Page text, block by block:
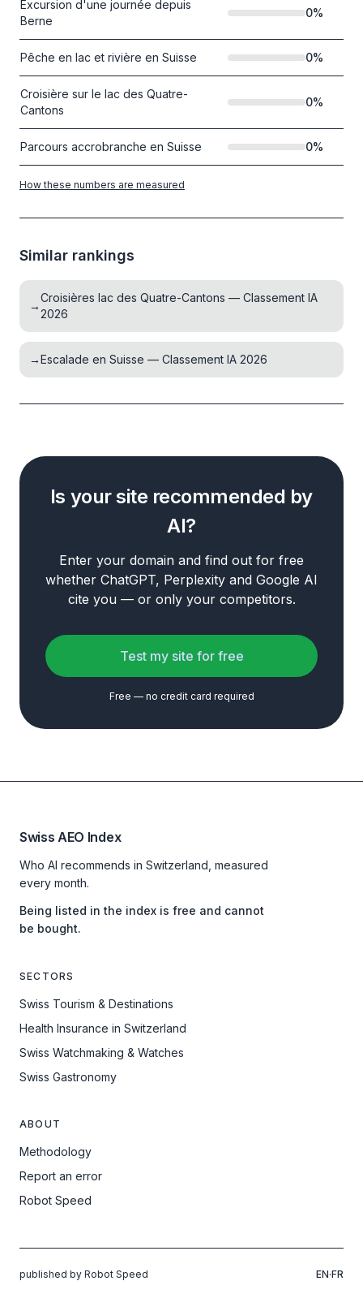
Excursion d'une journée depuis
Berne
0%
Pêche en lac et rivière en Suisse 0%
Croisière sur le lac des Quatre-
Cantons
0%
Parcours accrobranche en Suisse 0%
How these numbers are measured
Similar rankings
→
Croisières lac des Quatre-Cantons — Classement IA
2026
→Escalade en Suisse — Classement IA 2026
Is your site recommended by
AI?
Enter your domain and find out for free
whether ChatGPT, Perplexity and Google AI
cite you — or only your competitors.
Test my site for free
Free — no credit card required
Swiss AEO Index
Who AI recommends in Switzerland, measured
every month.
Being listed in the index is free and cannot
be bought.
SECTORS
Swiss Tourism & Destinations
Health Insurance in Switzerland
Swiss Watchmaking & Watches
Swiss Gastronomy
ABOUT
Methodology
Report an error
Robot Speed
published by Robot Speed EN·FR